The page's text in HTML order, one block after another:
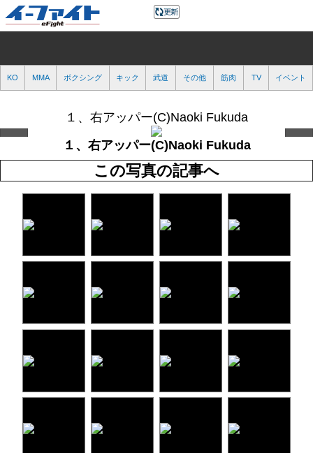
KO MMA ボクシング キック 武道 その他 筋肉 TV イベント
１、右アッパー(C)Naoki Fukuda
１、右アッパー(C)Naoki Fukuda
この写真の記事へ